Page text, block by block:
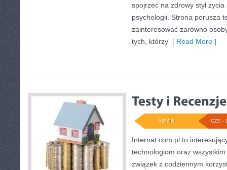
spojrzeć na zdrowy styl
psychologii. Strona porusza
zainteresować zarówno
tych, którzy [ Read More ]
CZE -
ADMIN
Internat.com.pl to
technologiom oraz
związek z codziennym